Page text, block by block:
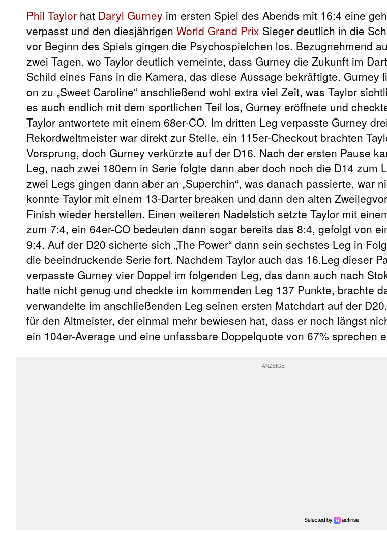
Phil Taylor hat Daryl Gurney im ersten Spiel des Abends mit 16:4 eine
verpasst und den diesjährigen World Grand Prix Sieger deutlich in die
vor Beginn des Spiels gingen die Psychospielchen los. Bezugnehmend
zwei Tagen, wo Taylor deutlich verneinte, dass Gurney die Zukunft im
Schild eines Fans in die Kamera, das diese Aussage bekräftigte. Gurney
on zu „Sweet Caroline“ anschließend wohl extra viel Zeit, was Taylor
es auch endlich mit dem sportlichen Teil los, Gurney eröffnete und
Taylor antwortete mit einem 68er-CO. Im dritten Leg verpasste Gurney
Rekordweltmeister war direkt zur Stelle, ein 115er-Checkout brachten
Vorsprung, doch Gurney verkürzte auf der D16. Nach der ersten Pause
Leg, nach zwei 180ern in Serie folgte dann aber doch noch die D14 zum
zwei Legs gingen dann aber an „Superchin“, was danach passierte, war
konnte Taylor mit einem 13-Darter breaken und dann den alten
Finish wieder herstellen. Einen weiteren Nadelstich setzte Taylor mit
zum 7:4, ein 64er-CO bedeuten dann sogar bereits das 8:4, gefolgt von
9:4. Auf der D20 sicherte sich „The Power“ dann sein sechstes Leg in
die beeindruckende Serie fort. Nachdem Taylor auch das 16.Leg dieser
verpasste Gurney vier Doppel im folgenden Leg, das dann auch nach
hatte nicht genug und checkte im kommenden Leg 137 Punkte, brachte
verwandelte im anschließenden Leg seinen ersten Matchdart auf der
für den Altmeister, der einmal mehr bewiesen hat, dass er noch längst
ein 104er-Average und eine unfassbare Doppelquote von 67% sprechen